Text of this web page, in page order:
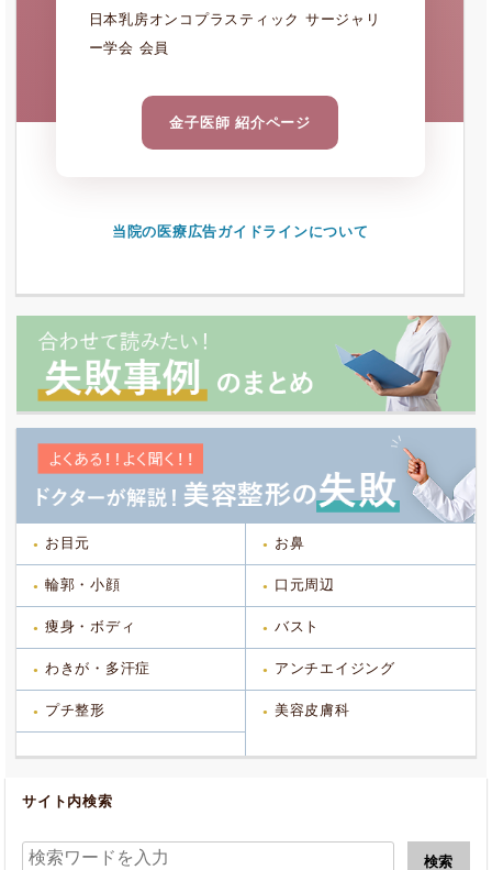
日本乳房オンコプラスティック サージャリ
ー学会 会員
金子医師 紹介ページ
当院の医療広告ガイドラインについて
お目元 お鼻
輪郭・小顔 口元周辺
痩身・ボディ バスト
わきが・多汗症 アンチエイジング
プチ整形 美容皮膚科
サイト内検索